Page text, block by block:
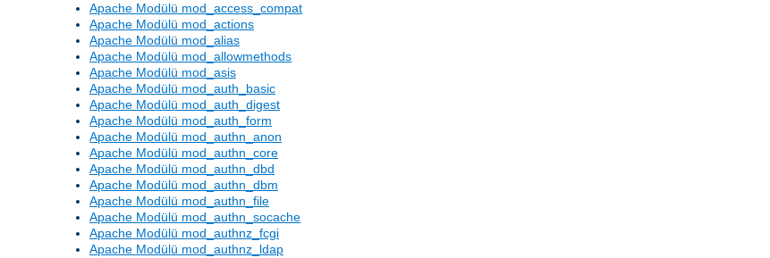
Apache Modülü mod_access_compat
Apache Modülü mod_actions
Apache Modülü mod_alias
Apache Modülü mod_allowmethods
Apache Modülü mod_asis
Apache Modülü mod_auth_basic
Apache Modülü mod_auth_digest
Apache Modülü mod_auth_form
Apache Modülü mod_authn_anon
Apache Modülü mod_authn_core
Apache Modülü mod_authn_dbd
Apache Modülü mod_authn_dbm
Apache Modülü mod_authn_file
Apache Modülü mod_authn_socache
Apache Modülü mod_authnz_fcgi
Apache Modülü mod_authnz_ldap